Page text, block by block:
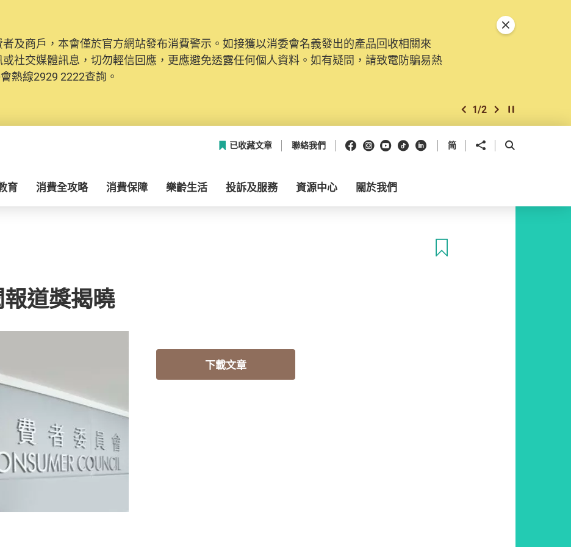
及商戶，本會僅於官方網站發布消費警示。如接獲以消委會名義發出的產品回收相關來
社交媒體訊息，切勿輕信回應，更應避免透露任何個人資料。如有疑問，請致電防騙易熱
熱線2929 2222查詢。
上一個
1/2 下一個開始/暫停幻燈
關閉特別通告
已收藏文章 聯絡我們 Facebook
Instagram
Youtube
抖音領英 简 分享到 開啟搜尋框
育 消費全攻略 消費保障 樂齡生活 投訴及服務 資源中心 關於我們
道獎揭曉
下載文章